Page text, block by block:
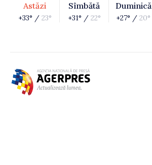
Astăzi
+33° / 23°
Sîmbătă
+31° / 22°
Duminică
+27° / 20°